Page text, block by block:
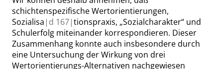
schichtenspezifische Wertorientierungen,
Sozialisa | d 167|tionspraxis, „Sozialcharakter“ und
Schulerfolg miteinander korrespondieren. Dieser
Zusammenhang konnte auch insbesondere durch
eine Untersuchung der Wirkung von drei
Wertorientierungs-Alternativen nachgewiesen